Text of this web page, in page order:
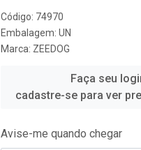
Código: 74970
Embalagem: UN
Marca: ZEEDOG
Faça seu
cadastre-se para ver
Avise-me quando chegar